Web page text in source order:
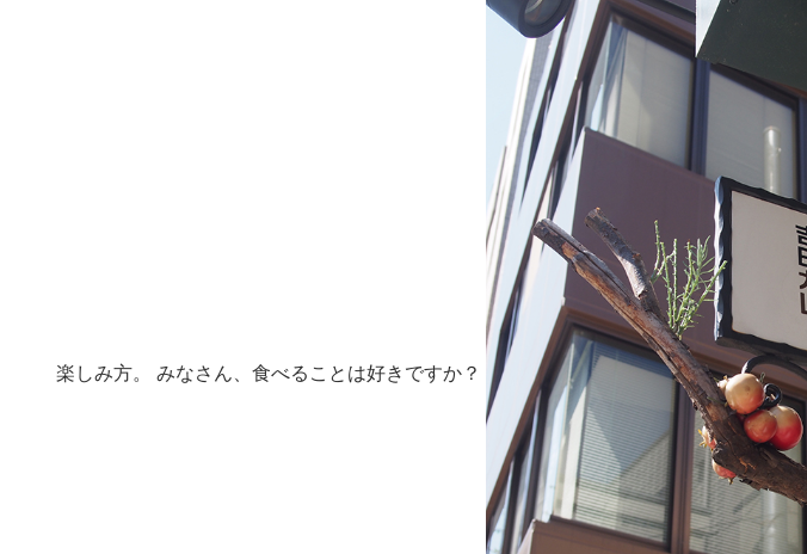
楽しみ方。 みなさん、食べることは好きですか？